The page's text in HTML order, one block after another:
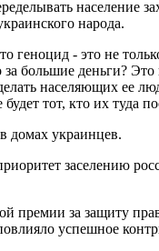
население
народа.
геноцид - это не
большие деньги?
населяющих ее
тот, кто их туда
домах украинцев.
заселению
премии за защиту
успешное